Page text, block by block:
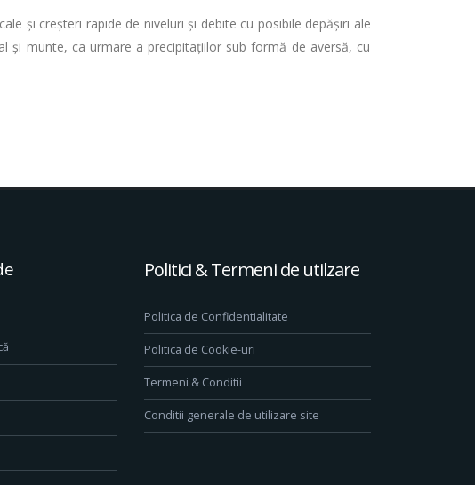
şi creşteri rapide de niveluri şi debite cu posibile depășiri ale
şi munte, ca urmare a precipitațiilor sub formă de aversă, cu
Politici & Termeni de utilzare
Politica de Confidentialitate
Politica de Cookie-uri
Termeni & Conditii
Conditii generale de utilizare site